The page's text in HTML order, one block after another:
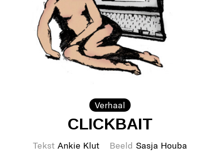
Verhaal
CLICKBAIT
Tekst Ankie Klut Beeld Sasja Houba